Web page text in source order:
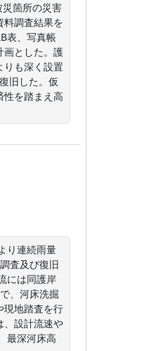
箇所の災害
料調査結果を
表、写真帳
画とした。護
りも深く設置
旧した。仮
性を踏まえ高
り連続雨量
査及び復旧
には同護岸
、河床洗掘
現地踏査を行
、設計流速や
最深河床高